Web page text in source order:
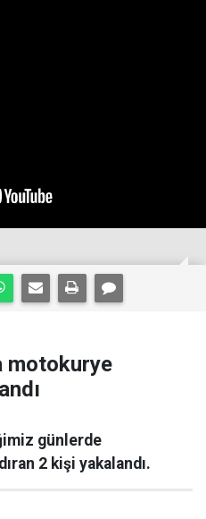
motokurye
günlerde
2 kişi yakalandı.